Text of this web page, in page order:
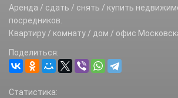
Аренда / сдать / снять / купить
посредников.
Квартиру / комнату / дом / офис
Поделиться:
Статистика: